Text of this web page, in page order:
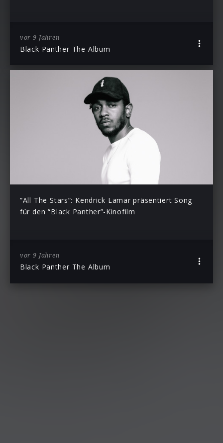
vor 9 Jahren
Black Panther The Album
“All The Stars”: Kendrick Lamar präsentiert Song
für den “Black Panther”-Kinofilm
vor 9 Jahren
Black Panther The Album